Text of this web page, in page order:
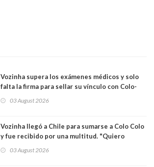
Vozinha supera los exámenes médicos y solo
falta la firma para sellar su vínculo con Colo-
03 August 2026
Vozinha llegó a Chile para sumarse a Colo Colo
y fue recibido por una multitud. "Quiero
hinchas"
03 August 2026